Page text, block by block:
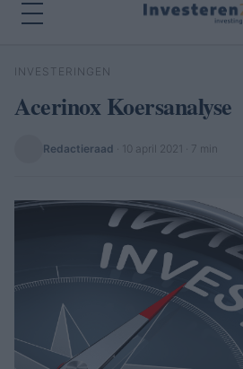
Zoeken
INVESTERINGEN
Acerinox Koersanalyse
Redactieraad 10 april 2021 · 7 min